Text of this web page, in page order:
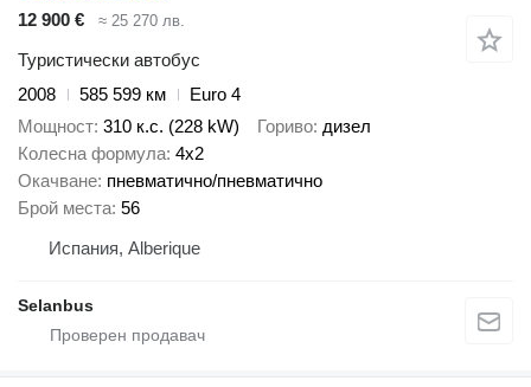
12 900 €
≈ 25 270 лв.
Туристически автобус
2008
585 599 км
Euro 4
Мощност 310 к.с. (228 kW) Гориво дизел
Колесна формула 4x2
Окачване пневматично/пневматично
Брой места 56
Испания, Alberique
Selanbus